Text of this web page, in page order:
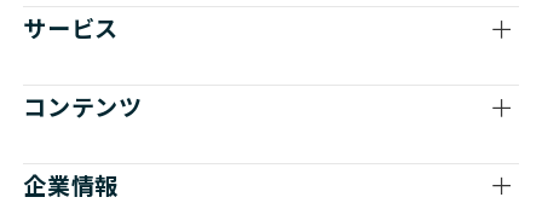
サービス
コンテンツ
企業情報